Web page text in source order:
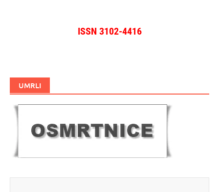
ISSN 3102-4416
UMRLI